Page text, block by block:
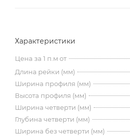
Характеристики
Цена за 1 п.м от
Длина рейки (мм)
Ширина профиля (мм)
Высота профиля (мм)
Ширина четверти (мм)
Глубина четверти (мм)
Ширина без четверти (мм)